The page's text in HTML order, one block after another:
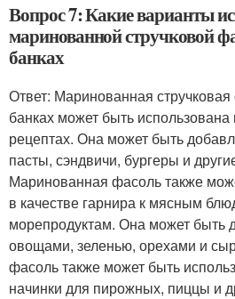
Вопрос 7: Какие варианты
маринованной стручковой
банках
Ответ: Маринованная
банках может быть
рецептах. Она может быть
пасты, сэндвичи, бургеры и
Маринованная фасоль также
в качестве гарнира к мясным
морепродуктам. Она может быть
овощами, зеленью, орехами и
фасоль также может быть
начинки для пирожных, пиццы и